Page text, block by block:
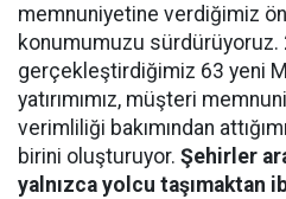
memnuniyetine verdiğimiz
konumumuzu sürdürüyoruz.
gerçekleştirdiğimiz 63 yeni
yatırımımız, müşteri
verimliliği bakımından
birini oluşturuyor. Şehirler
yalnızca yolcu taşımaktan